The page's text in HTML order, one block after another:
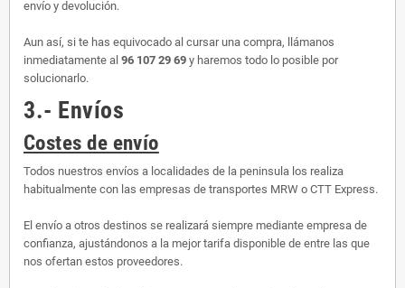
envío y devolución.
Aun así, si te has equivocado al cursar una compra, llámanos
inmediatamente al 96 107 29 69 y haremos todo lo posible por
solucionarlo.
3.- Envíos
Costes de envío
Todos nuestros envíos a localidades de la peninsula los realiza
habitualmente con las empresas de transportes MRW o CTT Express.
El envío a otros destinos se realizará siempre mediante empresa de
confianza, ajustándonos a la mejor tarifa disponible de entre las que
nos ofertan estos proveedores.